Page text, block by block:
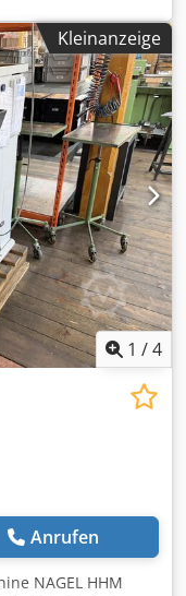
unserem Haus.
willkommen, nach
in unserem
Kleinanzeige
1 /4
Anrufen
NAGEL HHM